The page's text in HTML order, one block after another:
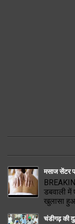
मसाज सेंटर
डबवाली
खुलासा
चंडीगढ़ की